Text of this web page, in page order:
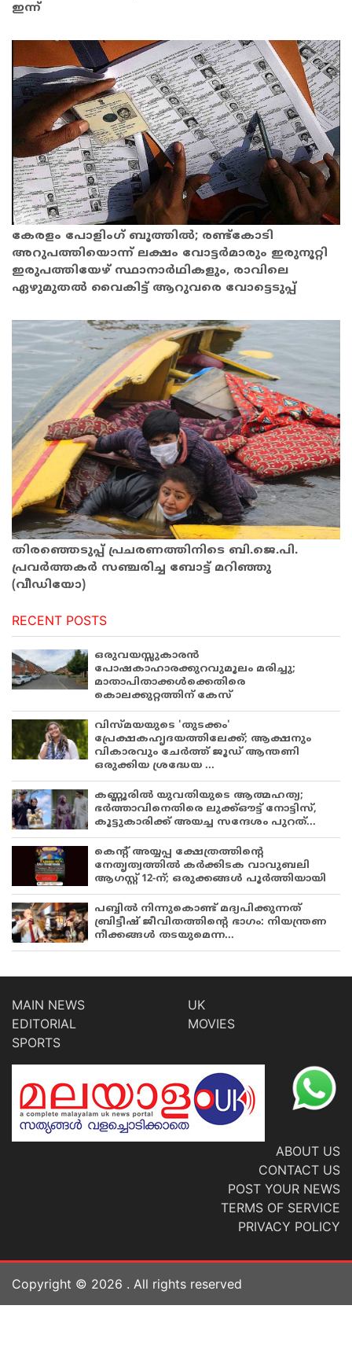
ഇന്ന്
കേരളം പോളിംഗ് ബൂത്തിൽ; രണ്ട്കോടി
അറുപത്തിയൊന്ന് ലക്ഷം വോട്ടര്‍മാരും ഇരുനൂറ്റി
ഇരുപത്തിയേഴ് സ്ഥാനാര്‍ഥികളും, രാവിലെ
ഏഴുമുതൽ വൈകിട്ട് ആറുവരെ വോട്ടെടുപ്പ്
തിരഞ്ഞെടുപ്പ് പ്രചരണത്തിനിടെ ബി.ജെ.പി.
പ്രവര്‍ത്തകര്‍ സഞ്ചരിച്ച ബോട്ട് മറിഞ്ഞു
(വീഡിയോ)
RECENT POSTS
ഒരുവയസ്സുകാരൻ
പോഷകാഹാരക്കുറവുമൂലം മരിച്ചു;
മാതാപിതാക്കൾക്കെതിരെ
കൊലക്കുറ്റത്തിന് കേസ്
വിസ്മയയുടെ 'തുടക്കം'
പ്രേക്ഷകഹൃദയത്തിലേക്ക്; ആക്ഷനും
വികാരവും ചേർത്ത് ജൂഡ് ആന്തണി
ഒരുക്കിയ ശ്രദ്ധേയ ...
കണ്ണൂരിൽ യുവതിയുടെ ആത്മഹത്യ;
ഭർത്താവിനെതിരെ ലുക്ക്ഔട്ട് നോട്ടിസ്,
കൂട്ടുകാരിക്ക് അയച്ച സന്ദേശം പുറത്...
കെന്റ് അയ്യപ്പ ക്ഷേത്രത്തിന്റെ
നേതൃത്വത്തിൽ കർക്കിടക വാവുബലി
ആഗസ്റ്റ് 12-ന്; ഒരുക്കങ്ങൾ പൂർത്തിയായി
പബ്ബില്‍ നിന്നുകൊണ്ട് മദ്യപിക്കുന്നത്
ബ്രിട്ടീഷ് ജീവിതത്തിന്റെ ഭാഗം: നിയന്ത്രണ
നീക്കങ്ങള്‍ തടയുമെന്ന...
MAIN NEWS
EDITORIAL
SPORTS
UK
MOVIES
ABOUT US
CONTACT US
POST YOUR NEWS
TERMS OF SERVICE
PRIVACY POLICY
Copyright © 2026 . All rights reserved